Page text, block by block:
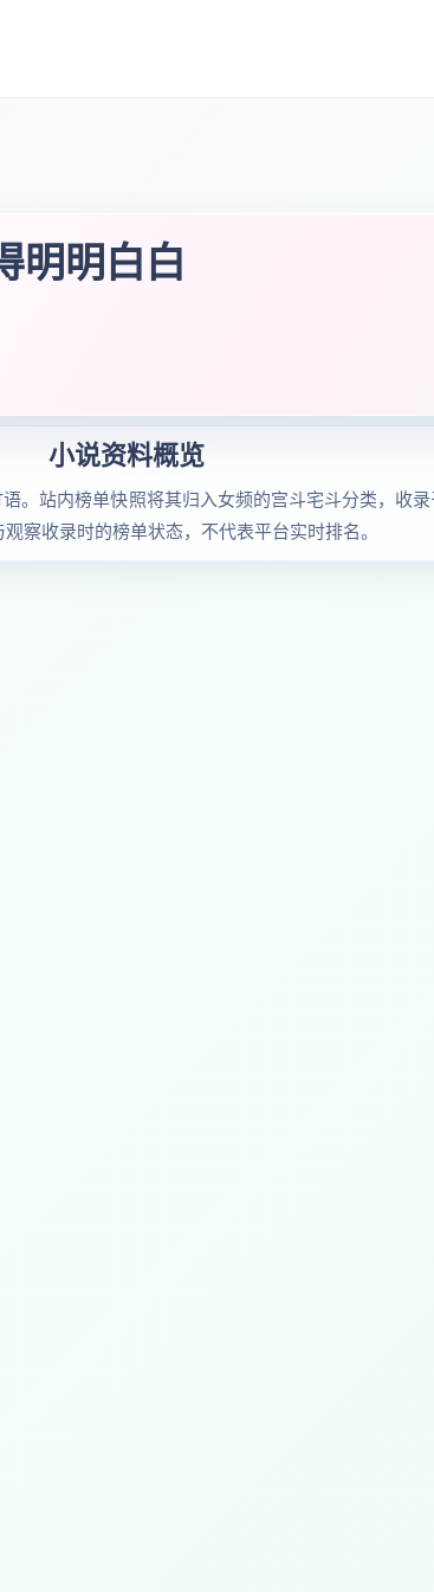
明明白白
小说资料概览
。站内榜单快照将其归入女频的宫斗宅斗分类，收
察收录时的榜单状态，不代表平台实时排名。